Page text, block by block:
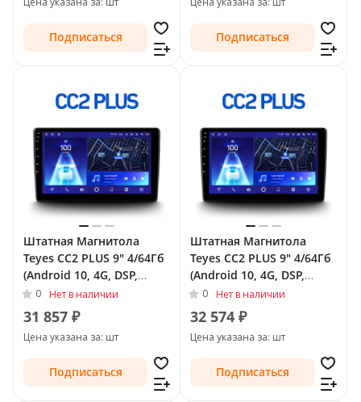
Подписаться Подписаться
Штатная Магнитола
Teyes CC2 PLUS 9" 4/64Гб
(Android 10, 4G, DSP,
QLed) для Buick LaCrosse
II 2009 - 2013
0 Нет в наличии
31 857 ₽
Цена указана за: шт
Подписаться
Штатная Магнитола
Teyes CC2 PLUS 9" 4/64Гб
(Android 10, 4G, DSP,
QLed) для Buick Regal V
Рестайлинг 2013 - 2017
Тип-A
0 Нет в наличии
32 574 ₽
Цена указана за: шт
Подписаться